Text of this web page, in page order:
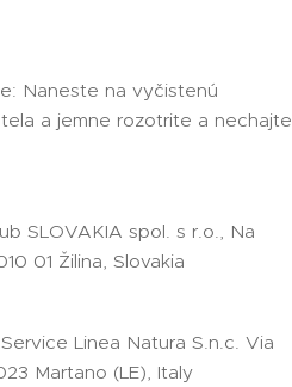
Naneste na vyčistenú
a jemne rozotrite a nechajte
SLOVAKIA spol. s r.o., Na
01 Žilina, Slovakia
Linea Natura S.n.c. Via
Martano (LE), Italy